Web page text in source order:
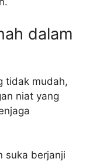
dalam
tidak mudah,
niat yang
suka berjanji